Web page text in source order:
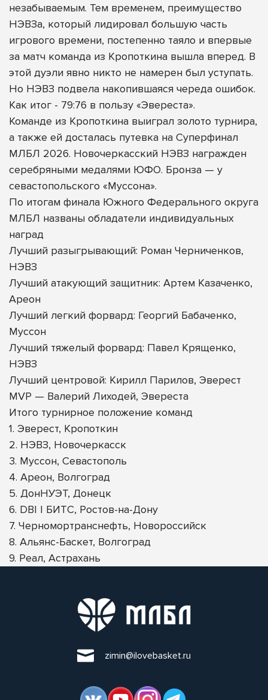
незабываемым. Тем временем, преимущество
НЭВЗа, который лидировал большую часть
игрового времени, постепенно таяло и впервые
за матч команда из Кропоткина вышла вперед. В
этой дуэли явно никто не намерен был уступать.
Но НЭВЗ подвела накопившаяся череда ошибок.
Как итог - 79:76 в пользу «Эвереста».
Команде из Кропоткина выиграл золото турнира,
а также ей досталась путевка на Суперфинал
МЛБЛ 2026. Новочеркасский НЭВЗ награжден
серебряными медалями ЮФО. Бронза — у
севастопольского «Муссона».
По итогам финала Южного Федерального округа
МЛБЛ названы обладатели индивидуальных
наград
Лучший разыгрывающий: Роман Черниченков,
НЭВЗ
Лучший атакующий защитник: Артем Казаченко,
Ареон
Лучший легкий форвард: Георгий Бабаченко,
Муссон
Лучший тяжелый форвард: Павел Крященко,
НЭВЗ
Лучший центровой: Кирилл Парилов, Эверест
MVP — Валерий Лиходей, Эвереста
Итого турнирное положение команд
1. Эверест, Кропоткин
2. НЭВЗ, Новочеркасск
3. Муссон, Севастополь
4. Ареон, Волгоград
5. ДонНУЭТ, Донецк
6. DBI | БИТС, Ростов-на-Дону
7. Черномортранснефть, Новороссийск
8. Альянс-Баскет, Волгоград
9. Реал, Астрахань
zimin@ilovebasket.ru